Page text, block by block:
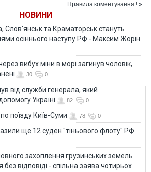
Правила коментування ! »
НОВИНИ
Слов'янськ та Краматорськ стануть
осіннього наступу РФ - Максим Жорін
вибух міни в морі загинув чоловік,
30 0
від служби генерала, який
Україні
82 0
поїзду Київ-Суми 78 0
ще 12 суден "тіньового флоту" РФ
захоплення грузинських земель
відповіді - спільна заява чотирьох